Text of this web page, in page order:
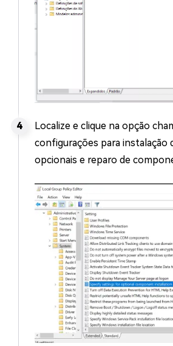
Localize e clique na opção
configurações para instalação
opcionais e reparo de